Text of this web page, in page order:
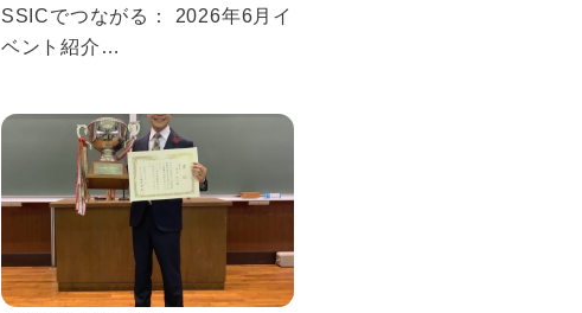
SSICでつながる： 2026年6月イ
ベント紹介
2026 Events